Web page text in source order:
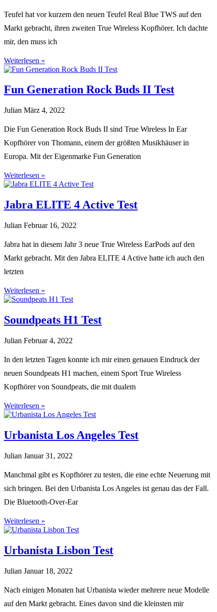
Teufel hat vor kurzem den neuen Teufel Real Blue TWS auf den
Markt gebracht, ihren zweiten True Wireless Kopfhörer. Ich dachte
mir, den muss ich
Weiterlesen »
Fun Generation Rock Buds II Test
Julian März 4, 2022
Die Fun Generation Rock Buds II sind True Wireless In Ear
Kopfhörer von Thomann, einem der größten Musikhäuser in
Europa. Mit der Eigenmarke Fun Generation
Weiterlesen »
Jabra ELITE 4 Active Test
Julian Februar 16, 2022
Jabra hat in diesem Jahr 3 neue True Wireless EarPods auf den
Markt gebracht. Mit den Jabra ELITE 4 Active hatte ich auch den
letzten
Weiterlesen »
Soundpeats H1 Test
Julian Februar 4, 2022
In den letzten Tagen konnte ich mir einen genauen Eindruck der
neuen Soundpeats H1 machen, einem Sport True Wireless
Kopfhörer von Soundpeats, die mit dualem
Weiterlesen »
Urbanista Los Angeles Test
Julian Januar 31, 2022
Manchmal gibt es Kopfhörer zu testen, die eine echte Neuerung mit
sich bringen. Bei den Urbanista Los Angeles ist genau das der Fall.
Die Bluetooth-Over-Ear
Weiterlesen »
Urbanista Lisbon Test
Julian Januar 18, 2022
Nach einigen Monaten hat Urbanista wieder mehrere neue Modelle
auf den Markt gebracht. Eines davon sind die kleinsten mir